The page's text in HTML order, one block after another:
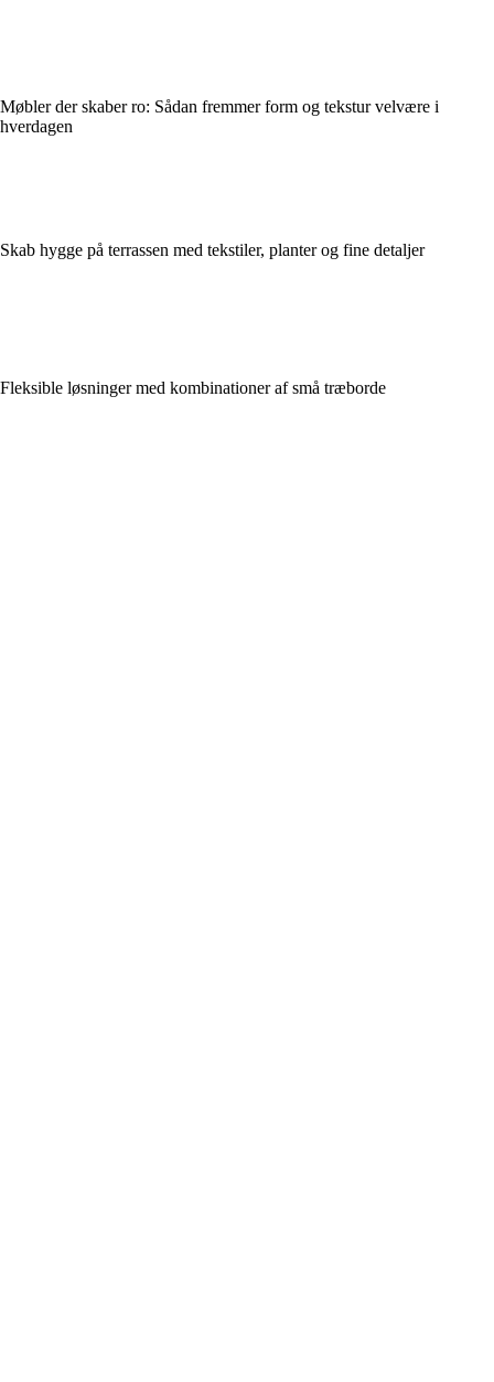
Møbler der skaber ro: Sådan fremmer form og tekstur velvære i
hverdagen
Skab hygge på terrassen med tekstiler, planter og fine detaljer
Fleksible løsninger med kombinationer af små træborde